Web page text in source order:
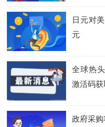
日元对
元
全球热
激活码
政府采